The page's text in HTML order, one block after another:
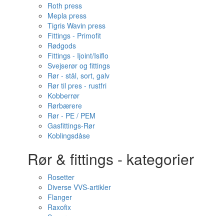
Roth press
Mepla press
Tigris Wavin press
Fittings - Primofit
Rødgods
Fittings - Ijoint/Isiflo
Svejserør og fittings
Rør - stål, sort, galv
Rør til pres - rustfri
Kobberrør
Rørbærere
Rør - PE / PEM
Gasfittings-Rør
Koblingsdåse
Rør & fittings - kategorier
Rosetter
Diverse VVS-artikler
Flanger
Raxofix